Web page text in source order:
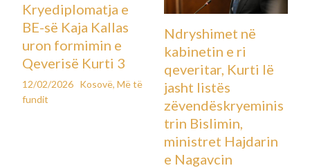
Kryediplomatja e
BE-së Kaja Kallas
uron formimin e
Qeverisë Kurti 3
12/02/2026 Kosovë,Më të
fundit
Ndryshimet në
kabinetin e ri
qeveritar, Kurti lë
jasht listës
zëvendëskryeminis
trin Bislimin,
ministret Hajdarin
e Nagavcin